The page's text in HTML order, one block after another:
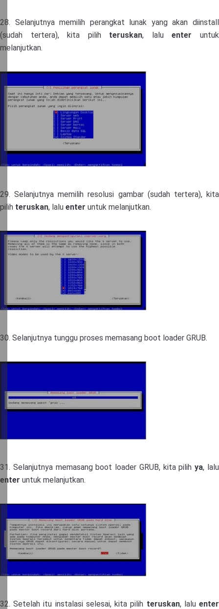
28. Selanjutnya memilih perangkat lunak yang akan diinstall
(sudah tertera), kita pilih teruskan, laluenter untuk
melanjutkan.
29. Selanjutnya memilih resolusi gambar (sudah tertera), kita
pilih teruskan, lalu enter untuk melanjutkan.
30. Selanjutnya tunggu proses memasang boot loader GRUB.
31. Selanjutnya memasang boot loader GRUB, kita pilihya, lalu
enter untuk melanjutkan.
32. Setelah itu instalasi selesai, kita pilih teruskan, laluenter